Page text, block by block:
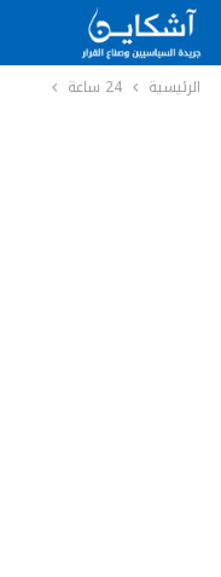
الرئيسية 24 ساعة